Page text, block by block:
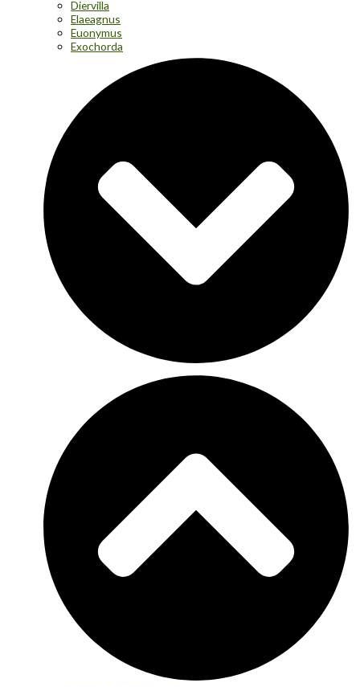
Diervilla
Elaeagnus
Euonymus
Exochorda